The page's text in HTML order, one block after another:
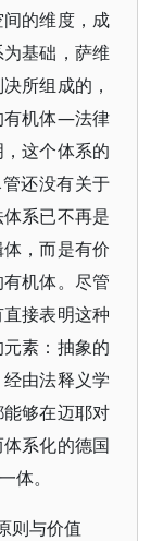
的维度，成
基础，萨维
所组成的，
有机体—法律
这个体系的
还没有关于
系已不再是
，而是有价
机体。尽管
接表明这种
素：抽象的
由法释义学
够在迈耶对
系化的德国
体。
则与价值